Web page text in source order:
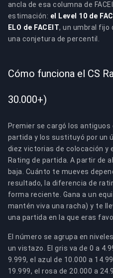
ancla de esa columna de
estimación: el Level 10 de
ELO de FACEIT, un umbral fijo
una conjetura de percentil.
Cómo funciona el CS
30.000+)
Premier se cargó los antiguos
partida y los sustituyó por un
diez victorias de colocación y
Rating de partida. A partir de
baja. Cuánto te mueves
resultado, la diferencia de
forma reciente. Gana a un
mantén viva una racha) y te
una partida en la que eras
El número se agrupa en
un vistazo. El gris va de 0 a
9.999, el azul de 10.000 a
19.999, el rosa de 20.000 a